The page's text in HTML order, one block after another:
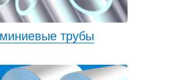
трубы